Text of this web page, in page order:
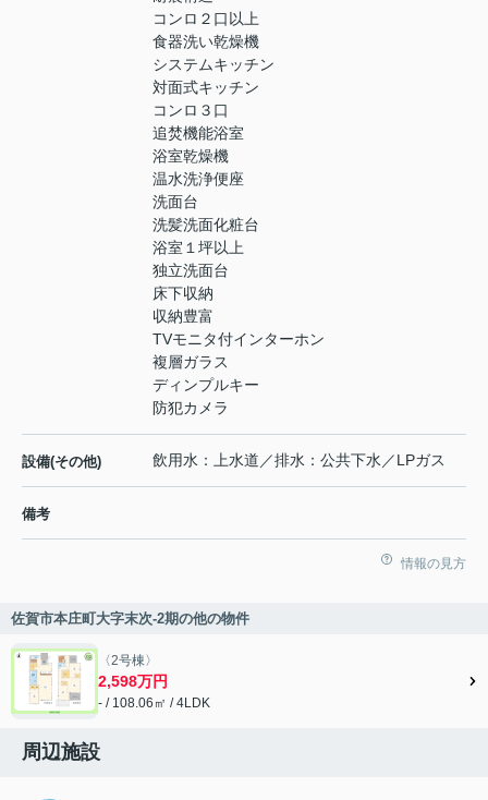
コンロ２口以上
食器洗い乾燥機
システムキッチン
対面式キッチン
コンロ３口
追焚機能浴室
浴室乾燥機
温水洗浄便座
洗面台
洗髪洗面化粧台
浴室１坪以上
独立洗面台
床下収納
収納豊富
TVモニタ付インターホン
複層ガラス
ディンプルキー
防犯カメラ
設備(その他) 飲用水：上水道／排水：公共下水／LPガス
備考
情報の見方
佐賀市本庄町大字末次-2期の他の物件
〈2号棟〉
2,598万円
- / 108.06㎡ / 4LDK
周辺施設